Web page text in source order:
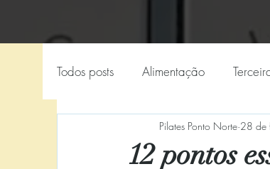
Todos posts Alimentação
Estresse
12 pontos
Pilates Ponto Norte 28 de